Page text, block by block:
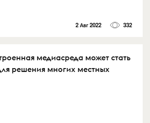
2 Авг 2022 332
медиасреда может стать
решения многих местных